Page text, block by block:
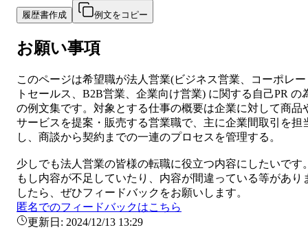
履歴書作成 例文をコピー
お願い事項
このページは希望職が法人営業(ビジネス営業、コーポレー
トセールス、B2B営業、企業向け営業) に関する 自己PR の
の例文集です。対象とする仕事の概要は企業に対して商品
サービスを提案・販売する営業職で、主に企業間取引を担
し、商談から契約までの一連のプロセスを管理する。
少しでも法人営業の皆様の転職に役立つ内容にしたいです
もし内容が不足していたり、内容が間違っている等があり
したら、ぜひフィードバックをお願いします。
匿名でのフィードバックはこちら
更新日: 2024/12/13 13:29